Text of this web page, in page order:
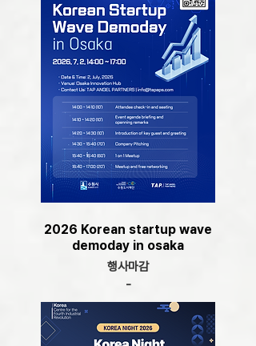
2026 Korean startup wave
demoday in osaka
행사마감
-